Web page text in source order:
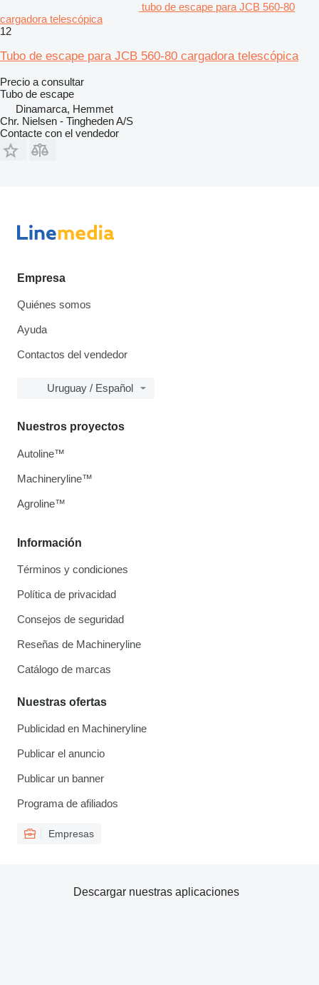
tubo de escape para JCB 560-80
cargadora telescópica
12
Tubo de escape para JCB 560-80 cargadora telescópica
Precio a consultar
Tubo de escape
Dinamarca, Hemmet
Chr. Nielsen - Tingheden A/S
Contacte con el vendedor
Empresa
Quiénes somos
Ayuda
Contactos del vendedor
Uruguay / Español
Información
Términos y condiciones
Política de privacidad
Consejos de seguridad
Reseñas de Machineryline
Catálogo de marcas
Nuestras ofertas
Publicidad en Machineryline
Publicar el anuncio
Publicar un banner
Programa de afiliados
Empresas
Nuestros proyectos
Autoline™
Machineryline™
Agroline™
Descargar nuestras aplicaciones